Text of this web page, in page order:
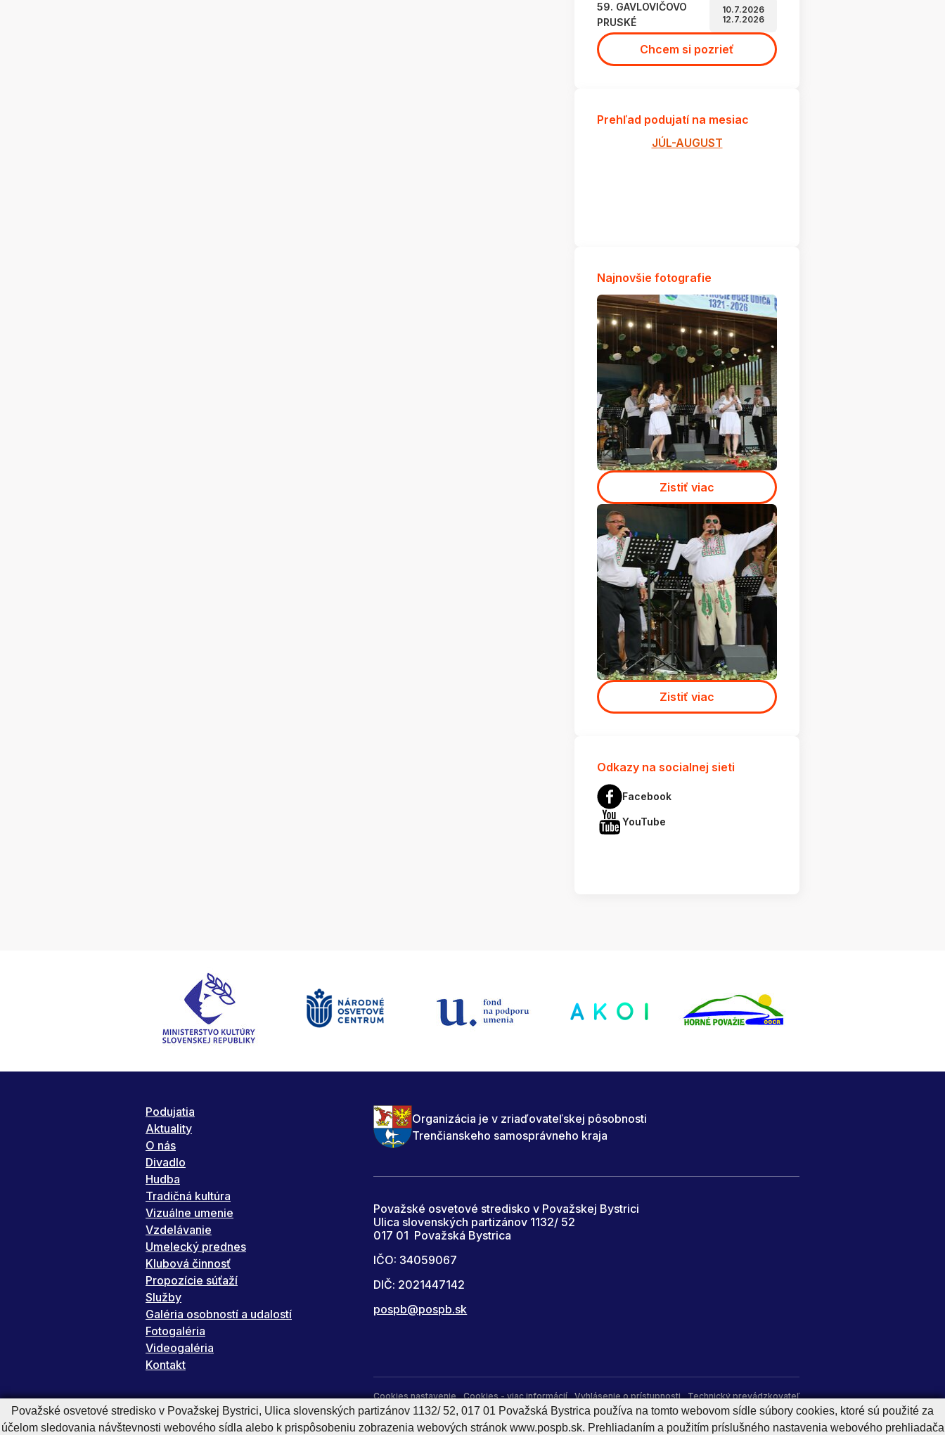
59. GAVLOVIČOVO
PRUSKÉ
10.7.2026
12.7.2026
Chcem si pozrieť
Prehľad podujatí na mesiac
JÚL-AUGUST
Najnovšie fotografie
Zistiť viac
Zistiť viac
Odkazy na socialnej sieti
Facebook
YouTube
Podujatia
Aktuality
O nás
Divadlo
Hudba
Tradičná kultúra
Vizuálne umenie
Vzdelávanie
Umelecký prednes
Klubová činnosť
Propozície súťaží
Služby
Galéria osobností a udalostí
Fotogaléria
Videogaléria
Kontakt
Organizácia je v zriaďovateľskej pôsobnosti
Trenčianskeho samosprávneho kraja
Považské osvetové stredisko v Považskej Bystrici
Ulica slovenských partizánov 1132/ 52
017 01 Považská Bystrica
IČO: 34059067
DIČ: 2021447142
pospb@pospb.sk
Cookies nastavenie Cookies - viac informácií Vyhlásenie o prístupnosti
Technický prevádzkovateľ
Správca obsahu
Generuje CMS BUXUS
Považské osvetové stredisko v Považskej Bystrici, Ulica slovenských partizánov 1132/ 52, 017 01 Považská Bystrica používa na tomto webovom sídle súbory cookies, ktoré sú použité za
účelom sledovania návštevnosti webového sídla alebo k prispôsobeniu zobrazenia webových stránok www.pospb.sk. Prehliadaním a použitím príslušného nastavenia webového prehliadača